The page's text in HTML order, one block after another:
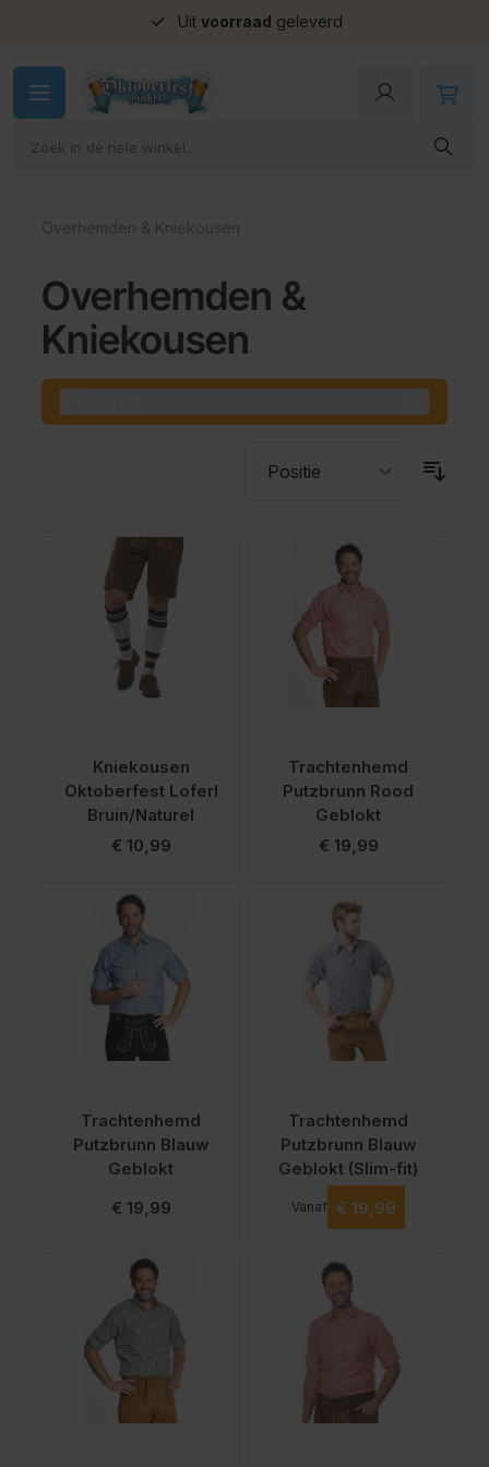
Uit voorraad geleverd
Overhemden & Kniekousen
Overhemden &
Kniekousen
Kniekousen
Oktoberfest Loferl
Bruin/Naturel
Vanaf
€ 10,99
Trachtenhemd
Putzbrunn Rood
Geblokt
€ 19,99
Trachtenhemd
Putzbrunn Blauw
Geblokt
€ 19,99
Trachtenhemd
Putzbrunn Blauw
Geblokt (Slim-fit)
Vanaf Vanaf
€ 19,99